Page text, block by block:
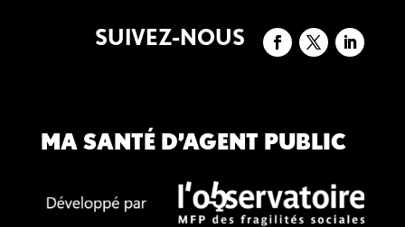
SUIVEZ-NOUS
MA SANTÉ D’AGENT PUBLIC